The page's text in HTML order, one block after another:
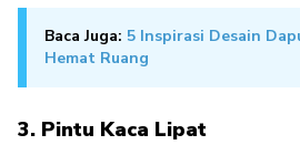
Baca Juga: 5 Inspirasi Desain
Hemat Ruang
3. Pintu Kaca Lipat